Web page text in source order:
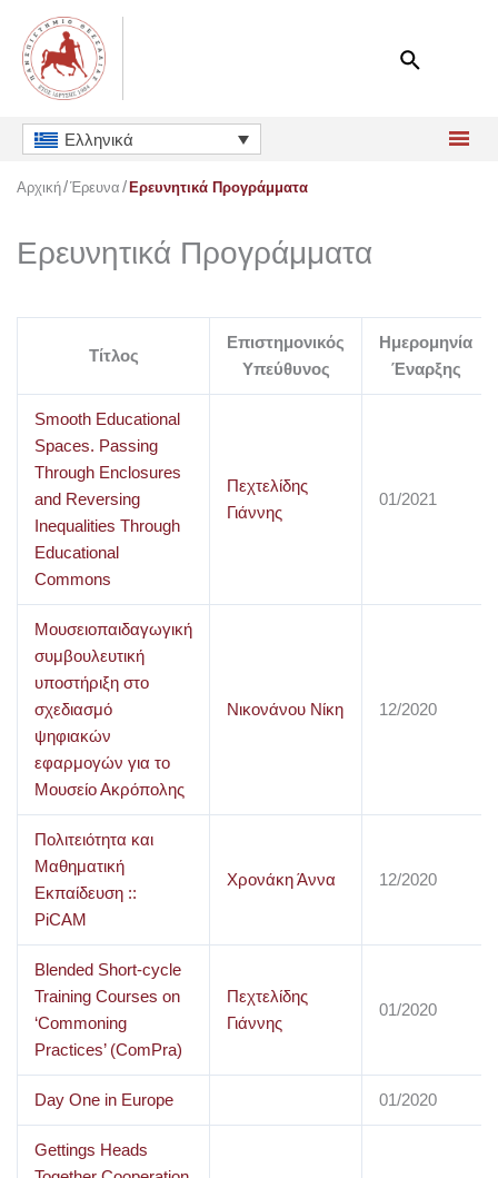
περιεχόμενο
Ελληνικά
Αρχική Έρευνα Ερευνητικά Προγράμματα
Ερευνητικά Προγράμματα
Τίτλος
Επιστημονικός
Υπεύθυνος
Ημερομηνία
Έναρξης
Smooth Educational
Spaces. Passing
Through Enclosures
and Reversing
Inequalities Through
Educational
Commons
Πεχτελίδης
Γιάννης
01/2021
Μουσειοπαιδαγωγική
συμβουλευτική
υποστήριξη στο
σχεδιασμό
ψηφιακών
εφαρμογών για το
Μουσείο Ακρόπολης
Νικονάνου Νίκη 12/2020
Πολιτειότητα και
Μαθηματική
Εκπαίδευση ::
PiCAM
Χρονάκη Άννα 12/2020
Blended Short-cycle
Training Courses on
‘Commoning
Practices’ (ComPra)
Πεχτελίδης
Γιάννης
01/2020
Day One in Europe 01/2020
Gettings Heads